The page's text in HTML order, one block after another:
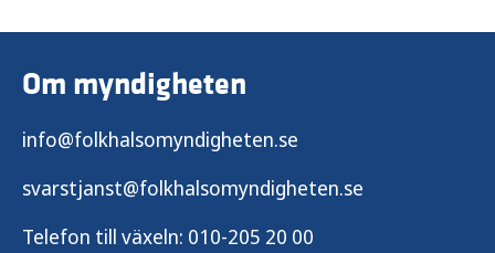
Om myndigheten
info@folkhalsomyndigheten.se
svarstjanst@folkhalsomyndigheten.se
Telefon till växeln: 010-205 20 00